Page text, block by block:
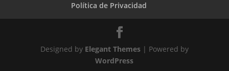
Política de Privacidad
Designed by Elegant Themes| Powered by
WordPress